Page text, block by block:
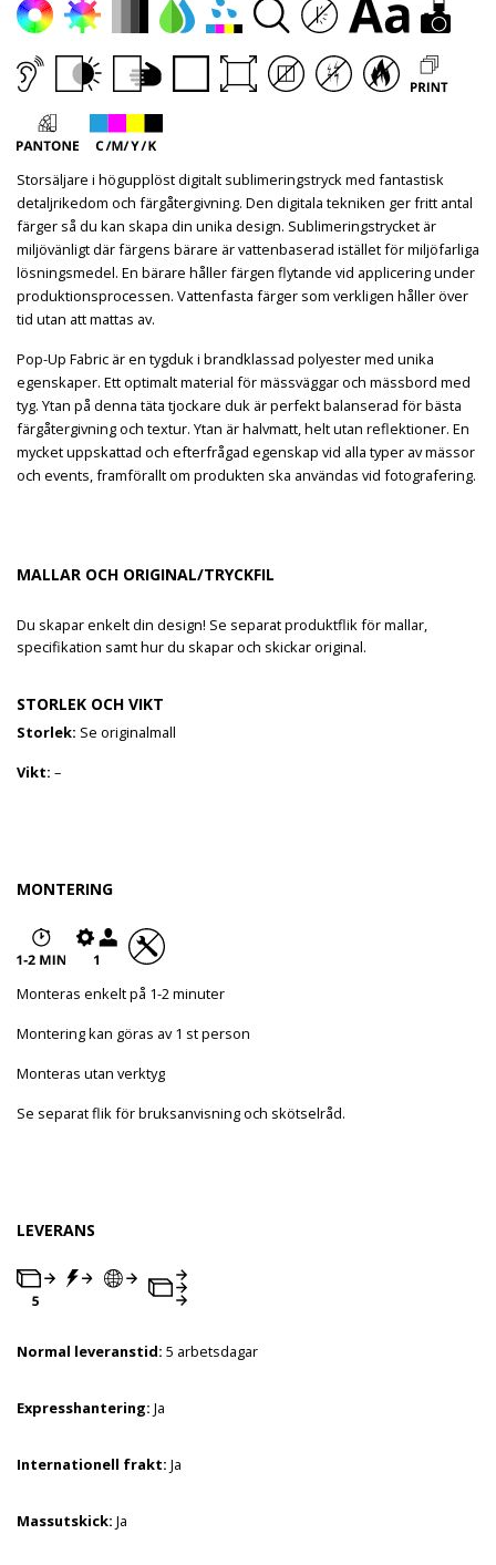
Storsäljare i högupplöst digitalt sublimeringstryck med fantastisk
detaljrikedom och färgåtergivning. Den digitala tekniken ger fritt antal
färger så du kan skapa din unika design. Sublimeringstrycket är
miljövänligt där färgens bärare är vattenbaserad istället för miljöfarliga
lösningsmedel. En bärare håller färgen flytande vid applicering under
produktionsprocessen. Vattenfasta färger som verkligen håller över
tid utan att mattas av.
Pop-Up Fabric är en tygduk i brandklassad polyester med unika
egenskaper. Ett optimalt material för mässväggar och mässbord med
tyg. Ytan på denna täta tjockare duk är perfekt balanserad för bästa
färgåtergivning och textur. Ytan är halvmatt, helt utan reflektioner. En
mycket uppskattad och efterfrågad egenskap vid alla typer av mässor
och events, framförallt om produkten ska användas vid fotografering.
MALLAR OCH ORIGINAL/TRYCKFIL
Du skapar enkelt din design! Se separat produktflik för mallar,
specifikation samt hur du skapar och skickar original.
STORLEK OCH VIKT
Storlek: Se originalmall
Vikt: –
MONTERING
Monteras enkelt på 1-2 minuter
Montering kan göras av 1 st person
Monteras utan verktyg
Se separat flik för bruksanvisning och skötselråd.
LEVERANS
Normal leveranstid: 5 arbetsdagar
Expresshantering: Ja
Internationell frakt: Ja
Massutskick: Ja